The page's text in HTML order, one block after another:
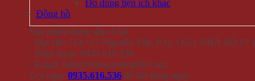
Đồ dùng tiện ích khác
Đồng hồ
Sản phẩm đang sẵn có tại
- Địa chỉ: 714 / 17 Nguyễn Trãi, P.11, Q.5 ( NHÀ SỐ 17 )
- Điện thoại: 0935 616 536
- Email: Info@Winwinshop88.Com
Gọi ngay 0935.616.536 để đặt hàng ngay.